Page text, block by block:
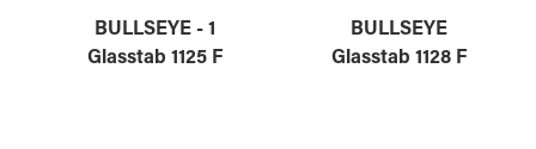
BULLSEYE - 1
Glasstab 1125 F
BULLSEYE
Glasstab 1128 F